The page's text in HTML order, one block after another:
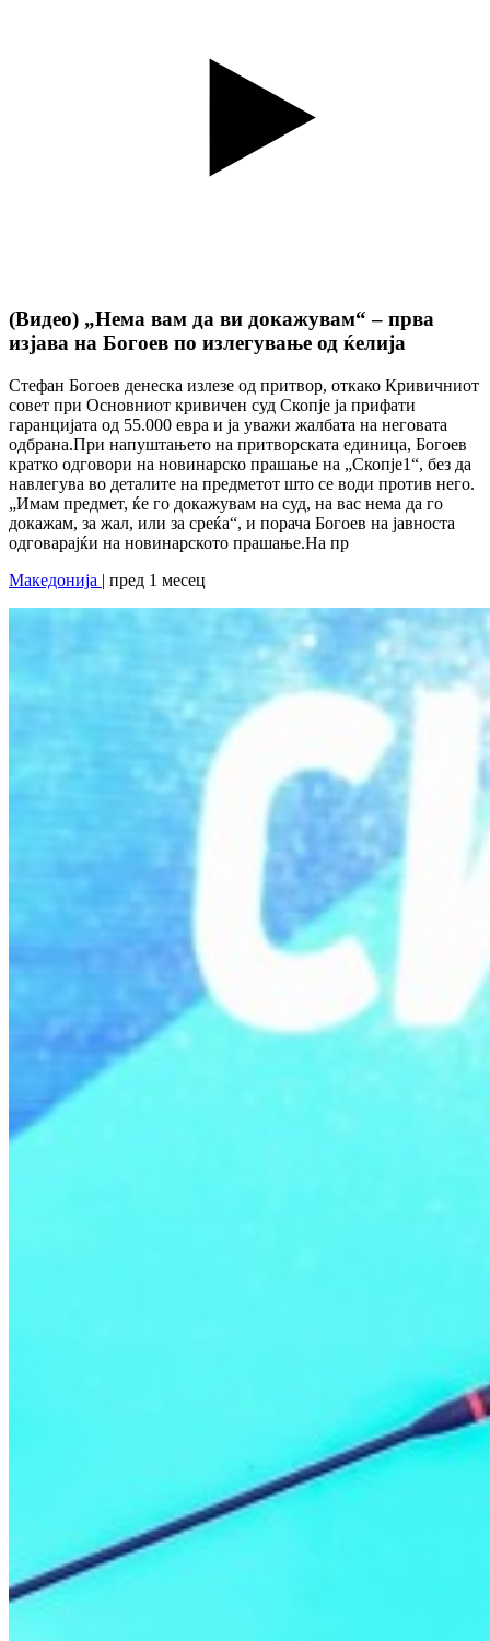
(Видео) „Нема вам да ви докажувам“ – прва
изјава на Богоев по излегување од ќелија
Стефан Богоев денеска излезе од притвор, откако Кривичниот
совет при Основниот кривичен суд Скопје ја прифати
гаранцијата од 55.000 евра и ја уважи жалбата на неговата
одбрана.При напуштањето на притворската единица, Богоев
кратко одговори на новинарско прашање на „Скопје1“, без да
навлегува во деталите на предметот што се води против него.
„Имам предмет, ќе го докажувам на суд, на вас нема да го
докажам, за жал, или за среќа“, и порача Богоев на јавноста
одговарајќи на новинарското прашање.На пр
Македонија | пред 1 месец